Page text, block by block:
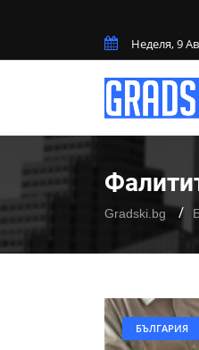
Неделя, 9
Gradski.bg
БЪЛГАРИЯ